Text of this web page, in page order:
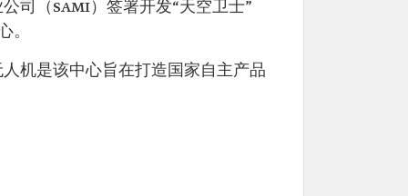
司（SAMI）签署开发“天空卫士”
。
机是该中心旨在打造国家自主产品